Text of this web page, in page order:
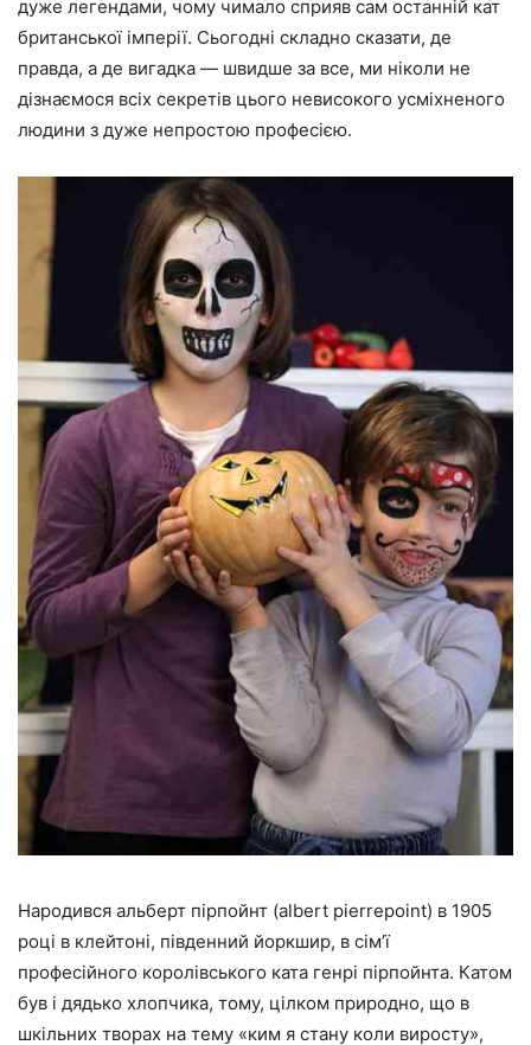
дуже легендами, чому чимало сприяв сам останній кат
британської імперії. Сьогодні складно сказати, де
правда, а де вигадка — швидше за все, ми ніколи не
дізнаємося всіх секретів цього невисокого усміхненого
людини з дуже непростою професією.
Народився альберт пірпойнт (albert pierrepoint) в 1905
році в клейтоні, південний йоркшир, в сім’ї
професійного королівського ката генрі пірпойнта. Катом
був і дядько хлопчика, тому, цілком природно, що в
шкільних творах на тему «ким я стану коли виросту»,